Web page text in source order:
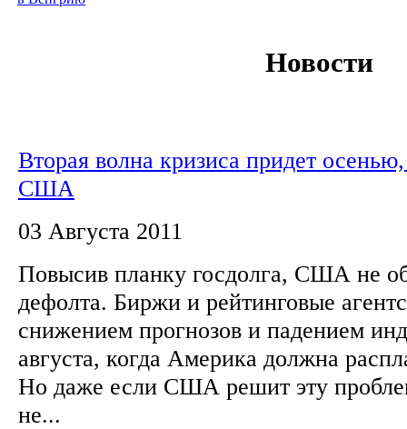
Новости
Вторая волна кризиса придет
США
03 Августа 2011
Повысив планку госдолга, США не
дефолта. Биржи и рейтинговые
снижением прогнозов и падением
августа, когда Америка должна
Но даже если США решит эту
не...